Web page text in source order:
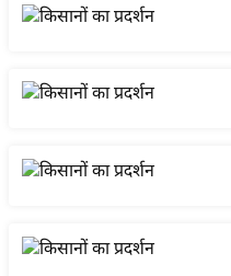
र्रा
बि
ने
द्यो